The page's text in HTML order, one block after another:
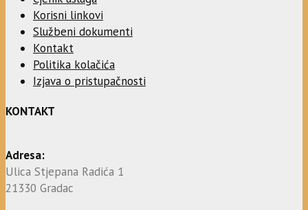
Korisni linkovi
Službeni dokumenti
Kontakt
Politika kolačića
Izjava o pristupačnosti
KONTAKT
Adresa:
Ulica Stjepana Radića 1
21330 Gradac